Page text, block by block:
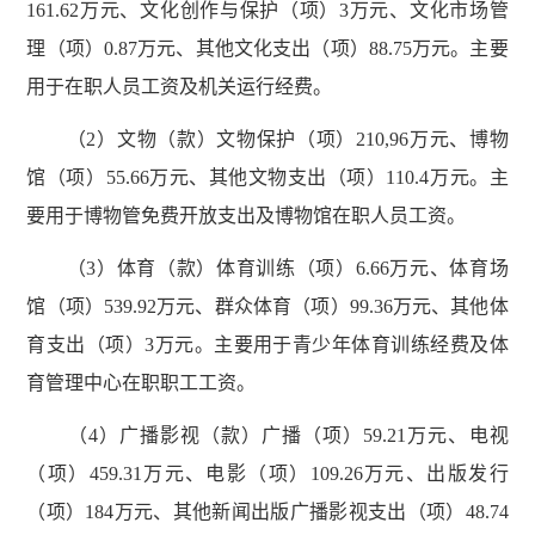
161.62万元、文化创作与保护（项）3万元、文化市场管
理（项）0.87万元、其他文化支出（项）88.75万元。主要
用于在职人员工资及机关运行经费。
（2）文物（款）文物保护（项）210,96万元、博物
馆（项）55.66万元、其他文物支出（项）110.4万元。主
要用于博物管免费开放支出及博物馆在职人员工资。
（3）体育（款）体育训练（项）6.66万元、体育场
馆（项）539.92万元、群众体育（项）99.36万元、其他体
育支出（项）3万元。主要用于青少年体育训练经费及体
育管理中心在职职工工资。
（4）广播影视（款）广播（项）59.21万元、电视
（项）459.31万元、电影（项）109.26万元、出版发行
（项）184万元、其他新闻出版广播影视支出（项）48.74